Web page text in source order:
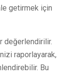
getirmek için
değerlendirilir.
raporlayarak,
Bu